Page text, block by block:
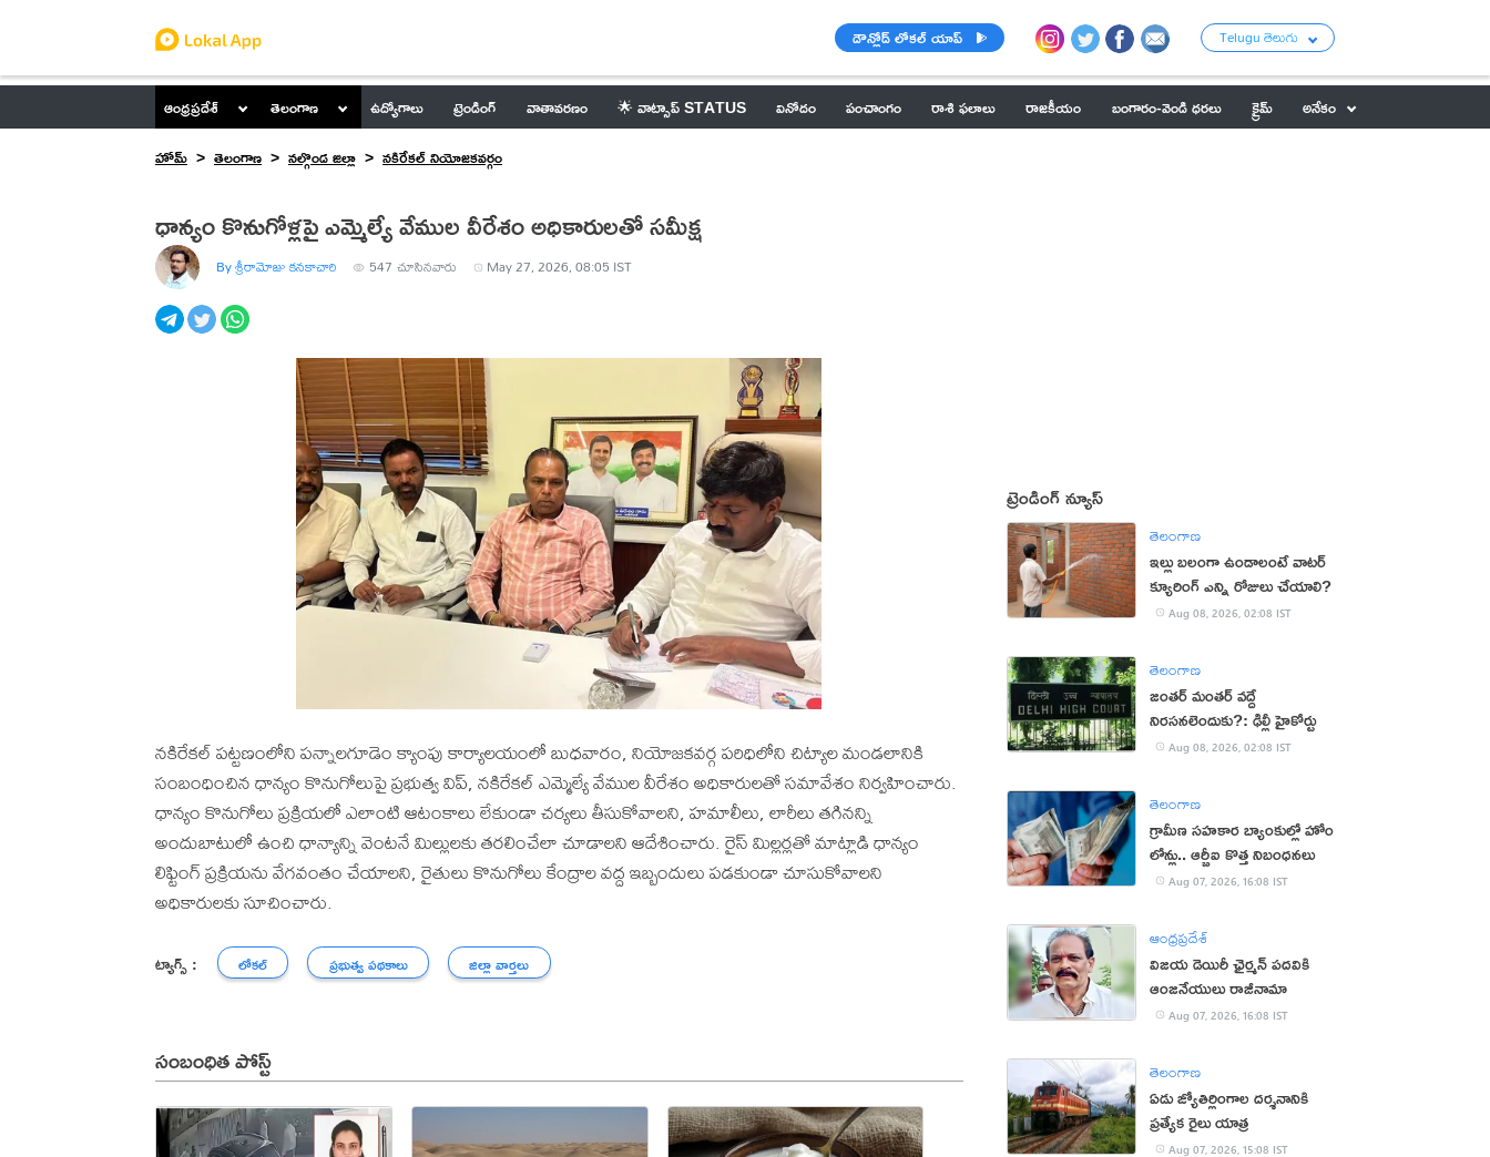
డౌన్లోడ్ లోకల్ యాప్ Telugu తెలుగు
ఆంధ్రప్రదేశ్ తెలంగాణ ఉద్యోగాలు ట్రెండింగ్ వాతావరణం 🌟 వాట్సాప్ STATUS వినోదం పంచాంగం రాశి ఫలాలు రాజకీయం బంగారం-వెండి ధరలు క్రైమ్
అనేకం
హోమ్
తెలంగాణ నల్గొండ జిల్లా నకిరేకల్ నియోజకవర్గం
ధాన్యం కొనుగోళ్లపై ఎమ్మెల్యే వేముల వీరేశం అధికారులతో సమీక్ష
By శ్రీరామోజు కనకాచారి 547 చూసినవారు May 27, 2026, 08:05 IST
నకిరేకల్ పట్టణంలోని పన్నాలగూడెం క్యాంపు కార్యాలయంలో బుధవారం, నియోజకవర్గ పరిధిలోని చిట్యాల మండలానికి
సంబంధించిన ధాన్యం కొనుగోలుపై ప్రభుత్వ విప్, నకిరేకల్ ఎమ్మెల్యే వేముల వీరేశం అధికారులతో సమావేశం నిర్వహించారు.
ధాన్యం కొనుగోలు ప్రక్రియలో ఎలాంటి ఆటంకాలు లేకుండా చర్యలు తీసుకోవాలని, హమాలీలు, లారీలు తగినన్ని
అందుబాటులో ఉంచి ధాన్యాన్ని వెంటనే మిల్లులకు తరలించేలా చూడాలని ఆదేశించారు. రైస్ మిల్లర్లతో మాట్లాడి ధాన్యం
లిఫ్టింగ్ ప్రక్రియను వేగవంతం చేయాలని, రైతులు కొనుగోలు కేంద్రాల వద్ద ఇబ్బందులు పడకుండా చూసుకోవాలని
అధికారులకు సూచించారు.
ట్యాగ్స్ : లోకల్ ప్రభుత్వ పథకాలు జిల్లా వార్తలు
సంబంధిత పోస్ట్
ట్రెండింగ్ న్యూస్
తెలంగాణ
ఇల్లు బలంగా ఉండాలంటే వాటర్
క్యూరింగ్ ఎన్ని రోజులు చేయాలి?
Aug 08, 2026, 02:08 IST
తెలంగాణ
జంతర్ మంతర్ వద్దే
నిరసనలెందుకు?: ఢిల్లీ హైకోర్టు
Aug 08, 2026, 02:08 IST
తెలంగాణ
గ్రామీణ సహకార బ్యాంకుల్లో హోం
లోన్లు.. ఆర్బీఐ కొత్త నిబంధనలు
Aug 07, 2026, 16:08 IST
ఆంధ్రప్రదేశ్
విజయ డెయిరీ ఛైర్మన్ పదవికి
ఆంజనేయులు రాజీనామా
Aug 07, 2026, 16:08 IST
తెలంగాణ
ఏడు జ్యోతిర్లింగాల దర్శనానికి
ప్రత్యేక రైలు యాత్ర
Aug 07, 2026, 15:08 IST